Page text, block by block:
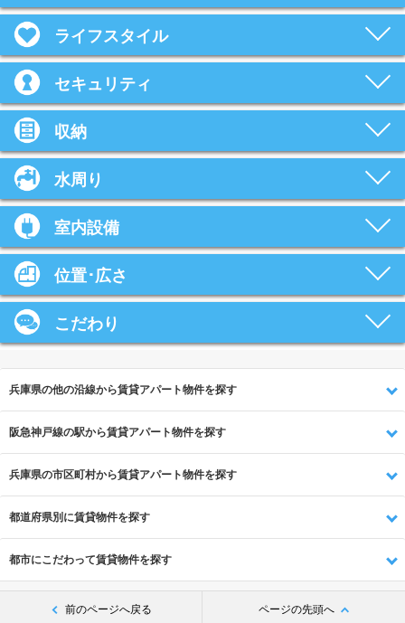
ライフスタイル
セキュリティ
収納
水周り
室内設備
位置･広さ
こだわり
兵庫県の他の沿線から賃貸アパート物件を探す
阪急神戸線の駅から賃貸アパート物件を探す
兵庫県の市区町村から賃貸アパート物件を探す
都道府県別に賃貸物件を探す
都市にこだわって賃貸物件を探す
前のページへ戻る ページの先頭へ